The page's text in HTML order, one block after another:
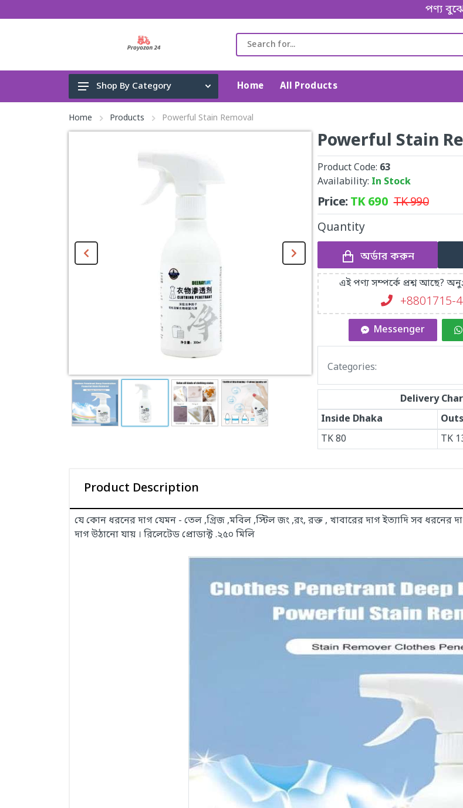
পণ্য বুঝে পেয়ে
Gadget & Electronics
Cleaning Supplies
Toys, Kids & Baby
Health & Beauty
View All Categories
Shop By Category Home All Products
Home Products Powerful Stain Removal
Powerful Stain
Product Code: 63
Availability: In Stock
Price:TK690 TK990
Quantity
অর্ডার করুন
এই পণ্য সম্পর্কে প্রশ্ন আছে?
+8801715-
Messenger
Categories:
Delivery
Inside Dhaka
TK80 TK
Product Description
যে কোন ধরনের দাগ যেমন - তেল ,গ্রিজ ,মবিল ,স্টিল জং ,রং, রক্ত , খাবারের দাগ ইত্যাদি সব
দাগ উঠানো যায় । রিলেটেড প্রোডাক্ট .২৫০ মিলি